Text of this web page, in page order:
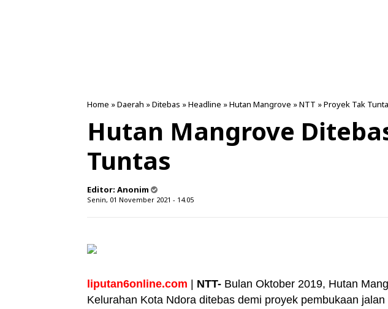
Home »Daerah »Ditebas »Headline »Hutan Mangrove »NTT »Proyek Tak
Hutan Mangrove
Tuntas
Editor: Anonim
Senin, 01 November 2021 - 14.05
liputan6online.com NTT- Bulan Oktober 2019, Hutan
Kelurahan Kota Ndora ditebas demi proyek pembukaan